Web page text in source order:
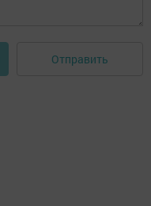
Отправить